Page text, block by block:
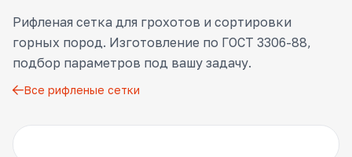
Рифленая сетка для грохотов и сортировки
горных пород. Изготовление по ГОСТ 3306-88,
подбор параметров под вашу задачу.
Все рифленые сетки